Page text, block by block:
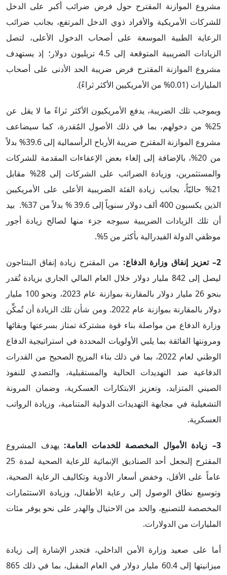
مشروع الموازنة المقترح حول فرض ضرائب أكبر على الدخل
للشركات الأمريكية والأفراد ذوي الدخل المرتفع، بجانب ضرائب
الرعاية الطبية الموسعة على أصحاب الدخول الأعلى، لتصل
الزيادات الضريبية المتوقعة إلى 4.5 تريليون دولار؛ إذ يستهدف
مشروع الموازنة المقترح فرض ضريبة الحد الأدنى على أصحاب
المليارات (0.01% من الأمريكيين الأكثر ثراءً).
وبموجب تلك الضريبة، يدفع الأمريكيون الأكثر ثراءً ما لا يقل عن
25% من دخولهم، بما في ذلك الأصول المُقدرة، كما سيضاعف
مشروع الموازنة المقترح ضريبة الأرباح الرأسمالية إلى 39.6% بدلاً
من 20%، بالإضافة إلى إلغاء بعض الإعفاءات المقدمة للشركات
والمستثمرين، وزيادة الضرائب على الشركات إلى 28% مقابل
21% حاليّاً، بجانب زيادة الفئة الضريبية الأعلى على الأمريكيين
الذين يكسبون 400 ألف دولار سنوياً إلى 39.6 % بدلاً من 37%. بيد
أن تلك الزيادات الضريبية سيوجه جزء منها لصالح زيادة أجور
موظفي الدولة الفيدرالية بأكثر من 5%.
2– تعزيز إنفاق وزارة الدفاع:
من المقترح زيادة إنفاق البنتاجون
ليصل إلى 842 مليار دولار خلال العام المالي الجاري بزيادة تُقدر
بنحو 26 مليار دولار بالمقارنة بموازنة عام 2023، ونحو 100 مليار
دولار بالمقارنة بموازنة عام 2022. ومن شأن تلك الزيادة أن تُمكِّن
وزارة الدفاع من مواصلة بناء قوة مشتركة تمتاز بسرعتها وبقائها
ومرونتها الفائقة بما يلبي الأولويات المحددة في استراتيجية الدفاع
الوطني لعام 2022، بما في ذلك بناء المزيج الصحيح من القدرات
الدفاعية ضد التهديدات الحالية والمستقبلية، والتصدي للنفوذ
الصيني المتزايد، وتعزيز الابتكارات العسكرية، وضمان المرونة
التشغيلية في مجابهة التهديدات الدولية المتنامية، وزيادة الرواتب
العسكرية.
3– زيادة الأموال المخصصة للخدمات العامة:
يهدف المشروع
المقترح إلىجعل أحد الصناديق الإنمائية للرعاية الصحية لمدة 25
عاماً على الأقل، وخفض أسعار الأدوية وتكاليف الرعاية الصحية،
وتوسيع نطاق الوصول إلى رعاية الأطفال، وزيادة الاستثمارات
المخصصة للتصنيع، والحد من الاحتيال والهدر على نحو يوفر مئات
المليارات من الدولارات.
أما على صعيد وزارة الأمن الداخلي، فتجدر الإشارة إلى زيادة
ميزانيتها إلى 60.4 مليار دولار في العام المقبل، بما في ذلك 865